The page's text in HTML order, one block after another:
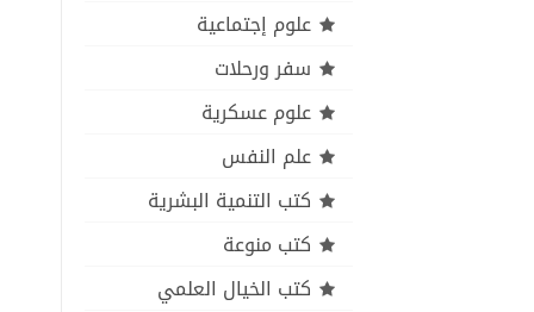
علوم إجتماعية
سفر ورحلات
علوم عسكرية
علم النفس
كتب التنمية البشرية
كتب منوعة
كتب الخيال العلمي